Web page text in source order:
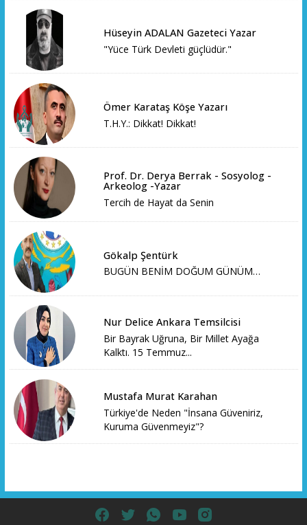
Hüseyin ADALAN Gazeteci Yazar
"Yüce Türk Devleti güçlüdür."
Ömer Karataş Köşe Yazarı
T.H.Y.: Dikkat! Dikkat!
Prof. Dr. Derya Berrak - Sosyolog -
Arkeolog -Yazar
Tercih de Hayat da Senin
Gökalp Şentürk
BUGÜN BENİM DOĞUM GÜNÜM…
Nur Delice Ankara Temsilcisi
Bir Bayrak Uğruna, Bir Millet Ayağa
Kalktı. 15 Temmuz...
Mustafa Murat Karahan
Türkiye'de Neden "İnsana Güveniriz,
Kuruma Güvenmeyiz"?